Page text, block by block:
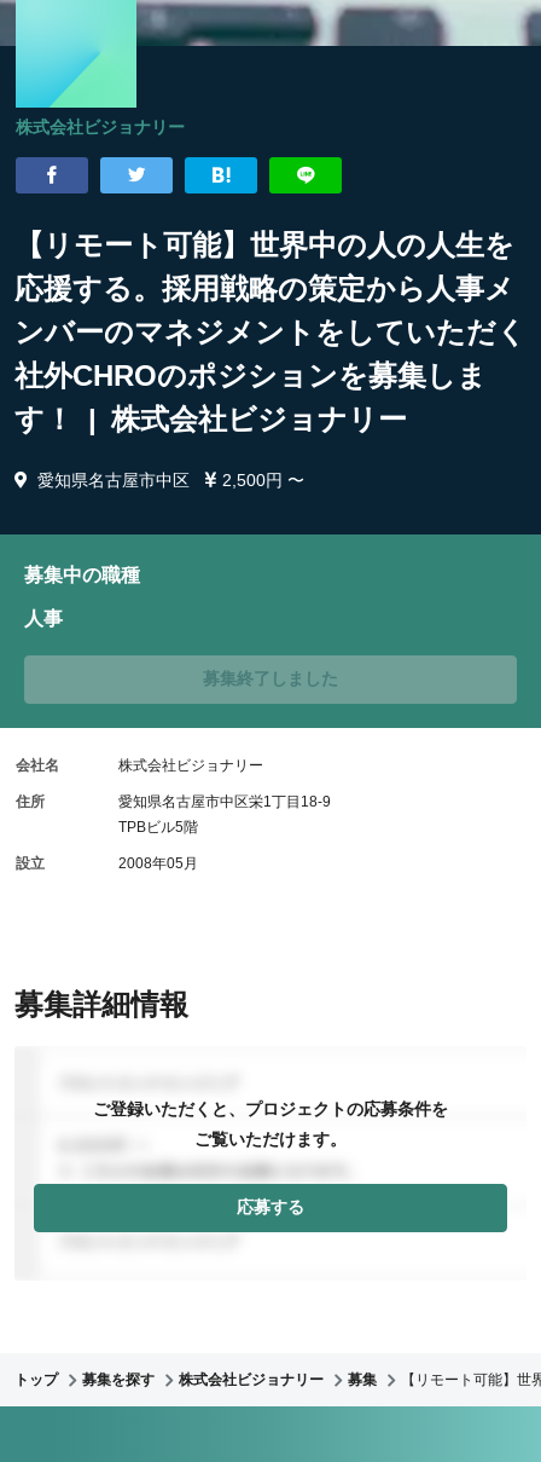
株式会社ビジョナリー
【リモート可能】世界中の人の人生を
応援する。採用戦略の策定から人事メ
ンバーのマネジメントをしていただく
社外CHROのポジションを募集しま
す！ | 株式会社ビジョナリー
愛知県名古屋市中区 2,500円 〜
募集詳細情報
ご登録いただくと、プロジェクトの応募条件を
ご覧いただけます。
応募する
募集中の職種
人事
募集終了しました
会社名 株式会社ビジョナリー
住所
愛知県名古屋市中区栄1丁目18-9
TPBビル5階
設立 2008年05月
トップ 募集を探す 株式会社ビジョナリー 募集 【リモート可能】